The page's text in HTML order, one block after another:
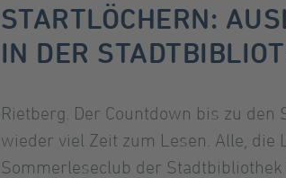
STARTLÖCHERN:
IN DER
Rietberg. Der Countdown bis zu
wieder viel Zeit zum Lesen. Alle,
Sommerleseclub der